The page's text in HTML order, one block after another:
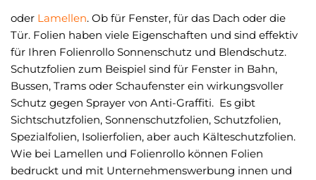
oder Lamellen. Ob für Fenster, für das Dach oder die
Tür. Folien haben viele Eigenschaften und sind effektiv
für Ihren Folienrollo Sonnenschutz und Blendschutz.
Schutzfolien zum Beispiel sind für Fenster in Bahn,
Bussen, Trams oder Schaufenster ein wirkungsvoller
Schutz gegen Sprayer von Anti-Graffiti. Es gibt
Sichtschutzfolien, Sonnenschutzfolien, Schutzfolien,
Spezialfolien, Isolierfolien, aber auch Kälteschutzfolien.
Wie bei Lamellen und Folienrollo können Folien
bedruckt und mit Unternehmenswerbung innen und